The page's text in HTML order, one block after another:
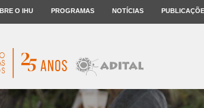
O IHU PROGRAMAS NOTÍCIAS